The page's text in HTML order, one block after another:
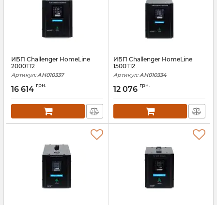
ИБП Challenger HomeLine
2000T12
Артикул: АН010337
16 614 грн.
ИБП Challenger HomeLine
1500T12
Артикул: АН010334
12 076 грн.